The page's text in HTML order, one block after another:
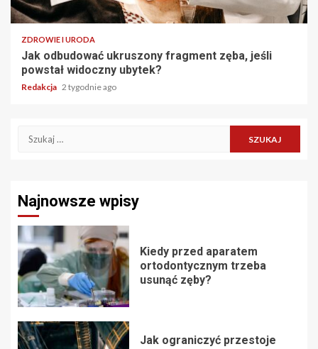
ZDROWIE I URODA
Jak odbudować ukruszony fragment zęba, jeśli
powstał widoczny ubytek?
Redakcja 2 tygodnie ago
Szukaj:
Najnowsze wpisy
Kiedy przed aparatem
ortodontycznym trzeba
usunąć zęby?
Jak ograniczyć przestoje